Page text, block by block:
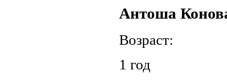
Антоша
Возраст:
1 год